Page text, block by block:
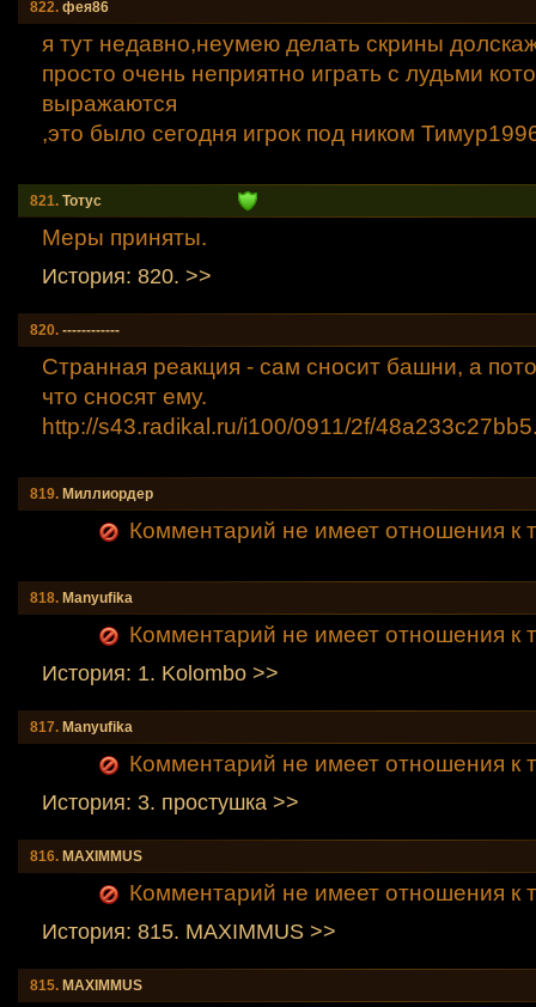
822. фея86
я тут недавно,неумею делать скрины
просто очень неприятно играть с лудьми
выражаются
,это было сегодня игрок под ником
821. Тотус
Меры приняты.
История: 820. >>
820. ------------
Странная реакция - сам сносит башни, а
что сносят ему.
http://s43.radikal.ru/i100/0911/2f/48a233c27bb
819. Миллиордер
Комментарий не имеет отношения к
818. Manyufika
Комментарий не имеет отношения к
История: 1. Kolombo >>
817. Manyufika
Комментарий не имеет отношения к
История: 3. простушка >>
816. MAXIMMUS
Комментарий не имеет отношения к
История: 815. MAXIMMUS >>
815. MAXIMMUS